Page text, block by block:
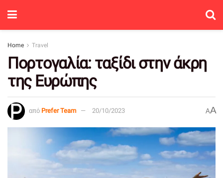
Home Travel
Πορτογαλία: ταξίδι στην άκρη
της Ευρώπης
από Prefer Team 20/10/2023 AA